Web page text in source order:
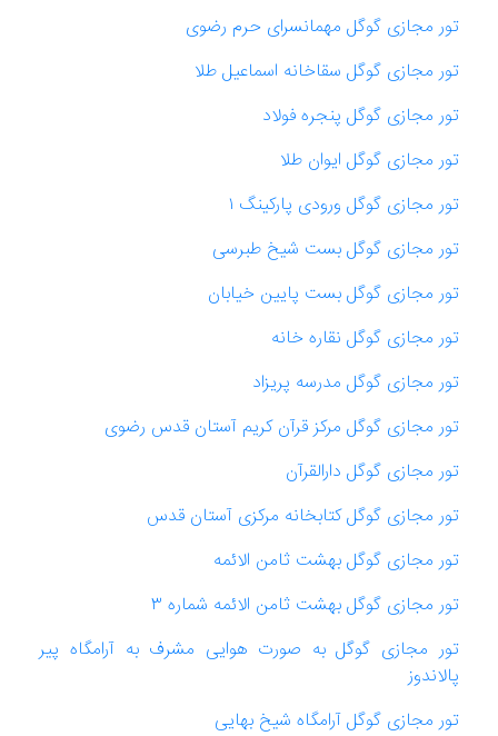
تور مجازی گوگل مهمانسرای حرم رضوی
تور مجازی گوگل سقاخانه اسماعیل طلا
تور مجازی گوگل پنجره فولاد
تور مجازی گوگل ایوان طلا
تور مجازی گوگل ورودی پارکینگ ۱
تور مجازی گوگل بست شیخ طبرسی
تور مجازی گوگل بست پایین خیابان
تور مجازی گوگل نقاره خانه
تور مجازی گوگل مدرسه پریزاد
تور مجازی گوگل مرکز قرآن کریم آستان قدس رضوی
تور مجازی گوگل دارالقرآن
تور مجازی گوگل کتابخانه مرکزی آستان قدس
تور مجازی گوگل بهشت ثامن الائمه
تور مجازی گوگل بهشت ثامن الائمه شماره ۳
تور مجازی گوگل به صورت هوایی مشرف به آرامگاه پیر
پالاندوز
تور مجازی گوگل آرامگاه شیخ بهایی